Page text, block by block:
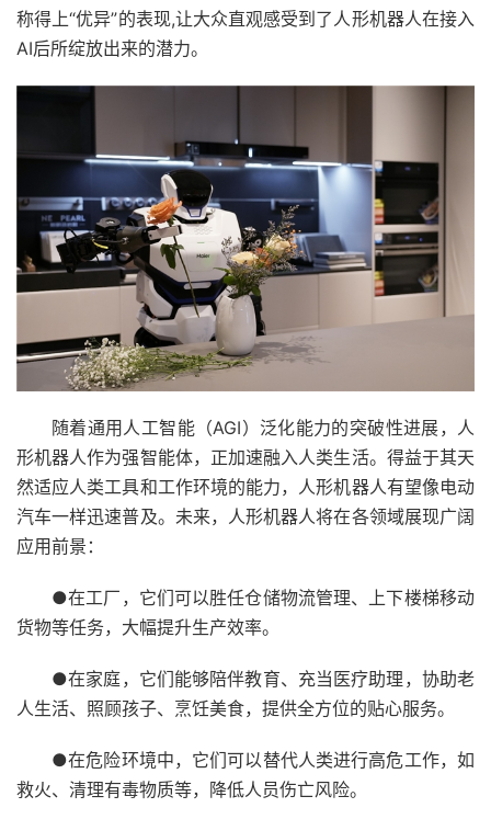
称得上“优异”的表现,让大众直观感受到了人形机器人在接入
AI后所绽放出来的潜力。
随着通用人工智能（AGI）泛化能力的突破性进展，人
形机器人作为强智能体，正加速融入人类生活。得益于其天
然适应人类工具和工作环境的能力，人形机器人有望像电动
汽车一样迅速普及。未来，人形机器人将在各领域展现广阔
应用前景：
●在工厂，它们可以胜任仓储物流管理、上下楼梯移动
货物等任务，大幅提升生产效率。
●在家庭，它们能够陪伴教育、充当医疗助理，协助老
人生活、照顾孩子、烹饪美食，提供全方位的贴心服务。
●在危险环境中，它们可以替代人类进行高危工作，如
救火、清理有毒物质等，降低人员伤亡风险。